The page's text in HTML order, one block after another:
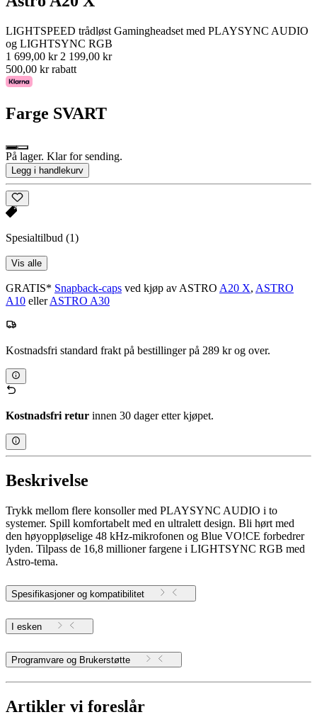
LIGHTSPEED trådløst Gamingheadset med PLAYSYNC AUDIO
og LIGHTSYNC RGB
1 699,00 kr 2 199,00 kr
500,00 kr rabatt
Farge SVART
På lager. Klar for sending.
Legg i handlekurv
Spesialtilbud (1)
Vis alle
GRATIS* Snapback-caps ved kjøp av ASTRO A20 X, ASTRO
A10 ellerASTRO A30
Kostnadsfri standard frakt på bestillinger på 289 kr og over.
Kostnadsfri retur innen 30 dager etter kjøpet.
Beskrivelse
Trykk mellom flere konsoller med PLAYSYNC AUDIO i to
systemer. Spill komfortabelt med en ultralett design. Bli hørt med
den høyoppløselige 48 kHz-mikrofonen og Blue VO!CE forbedrer
lyden. Tilpass de 16,8 millioner fargene i LIGHTSYNC RGB med
Astro-tema.
Spesifikasjoner og kompatibilitet
I esken
Programvare og Brukerstøtte
Artikler vi foreslår